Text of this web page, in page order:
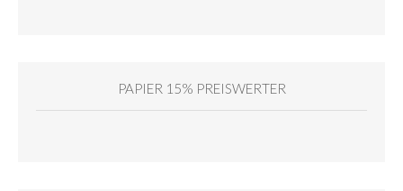
PAPIER 15% PREISWERTER